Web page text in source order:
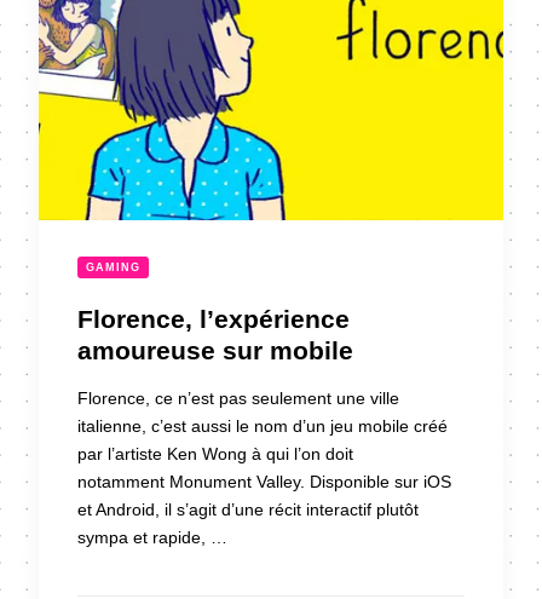
GAMING
Florence, l’expérience
amoureuse sur mobile
Florence, ce n’est pas seulement une ville
italienne, c’est aussi le nom d’un jeu mobile créé
par l’artiste Ken Wong à qui l’on doit
notamment Monument Valley. Disponible sur iOS
et Android, il s’agit d’une récit interactif plutôt
sympa et rapide, …